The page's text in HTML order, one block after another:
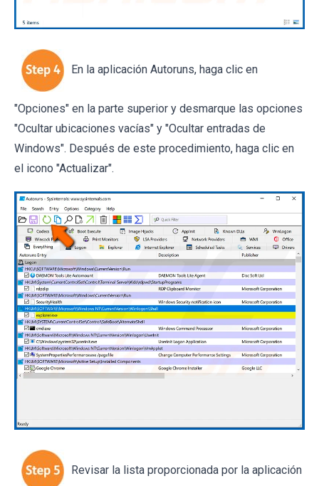
En la aplicación Autoruns, haga clic en
"Opciones" en la parte superior y desmarque las opciones
"Ocultar ubicaciones vacías" y "Ocultar entradas de
Windows". Después de este procedimiento, haga clic en
el icono "Actualizar".
Revisar la lista proporcionada por la aplicación